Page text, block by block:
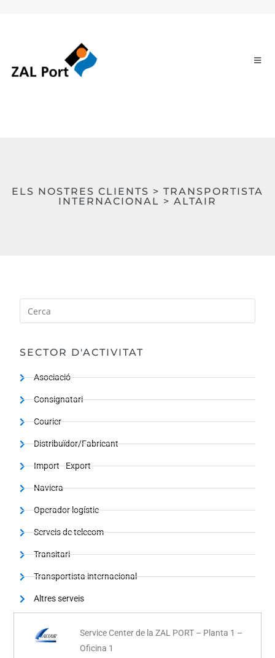
ELS NOSTRES CLIENTS > TRANSPORTISTA
INTERNACIONAL > ALTAIR
SECTOR D'ACTIVITAT
Asociació
Consignatari
Courier
Distribuïdor/Fabricant
Import - Export
Naviera
Operador logístic
Serveis de telecom
Transitari
Transportista internacional
Altres serveis
Service Center de la ZAL PORT – Planta 1 –
Oficina 1